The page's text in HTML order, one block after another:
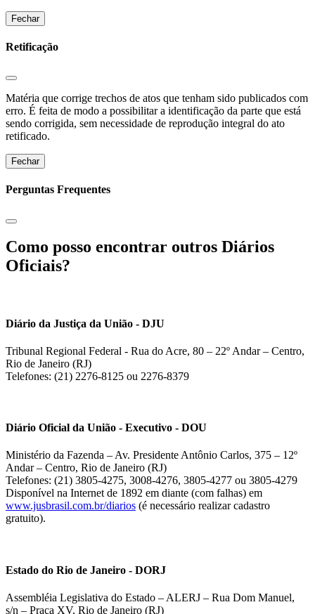
Fechar
Retificação
Matéria que corrige trechos de atos que tenham sido publicados com
erro. É feita de modo a possibilitar a identificação da parte que está
sendo corrigida, sem necessidade de reprodução integral do ato
retificado.
Fechar
Perguntas Frequentes
Como posso encontrar outros Diários
Oficiais?
Diário da Justiça da União - DJU
Tribunal Regional Federal - Rua do Acre, 80 – 22º Andar – Centro,
Rio de Janeiro (RJ)
Telefones: (21) 2276-8125 ou 2276-8379
Diário Oficial da União - Executivo - DOU
Ministério da Fazenda – Av. Presidente Antônio Carlos, 375 – 12º
Andar – Centro, Rio de Janeiro (RJ)
Telefones: (21) 3805-4275, 3008-4276, 3805-4277 ou 3805-4279
Disponível na Internet de 1892 em diante (com falhas) em
www.jusbrasil.com.br/diarios (é necessário realizar cadastro
gratuito).
Estado do Rio de Janeiro - DORJ
Assembléia Legislativa do Estado – ALERJ – Rua Dom Manuel,
s/n – Praça XV, Rio de Janeiro (RJ)